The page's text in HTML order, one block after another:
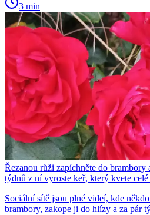
3 min
Řezanou růži zapíchněte do brambory
týdnů z ní vyroste keř, který kvete
Sociální sítě jsou plné videí, kde
brambory, zakope ji do hlízy a za pár